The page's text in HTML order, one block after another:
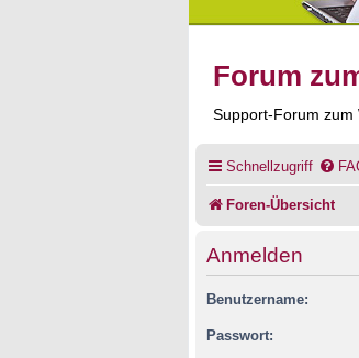
Forum
Support-Forum zum
Schnellzugriff
Foren-Übersicht
Anmelden
Benutzername:
Passwort: